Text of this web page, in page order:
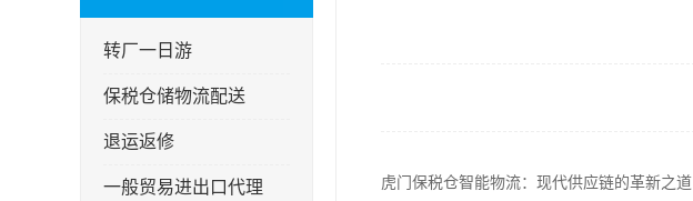
转厂一日游
保税仓储物流配送
退运返修
一般贸易进出口代理 虎门保税仓智能物流：现代供应链的革新之道